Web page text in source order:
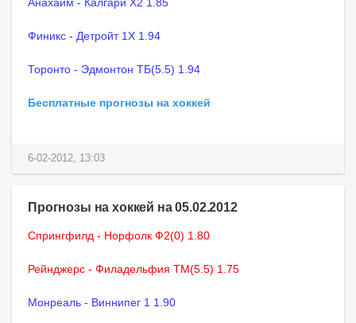
Финикс - Детройт 1X 1.94
Торонто - Эдмонтон ТБ(5.5) 1.94
Бесплатные прогнозы на хоккей
6-02-2012, 13:03
Прогнозы на хоккей на 05.02.2012
Спрингфилд - Норфолк Ф2(0) 1.80
Рейнджерс - Филадельфия ТМ(5.5) 1.75
Монреаль - Виннипег 1 1.90